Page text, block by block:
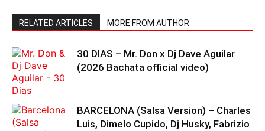
RELATED ARTICLES MORE FROM AUTHOR
30 DIAS – Mr. Don x Dj Dave Aguilar
(2026 Bachata official video)
BARCELONA (Salsa Version) – Charles
Luis, Dimelo Cupido, Dj Husky, Fabrizio